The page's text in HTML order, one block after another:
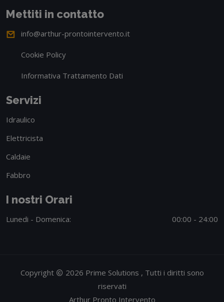
Mettiti in contatto
info@arthur-prontointervento.it
Cookie Policy
Informativa Trattamento Dati
Servizi
Idraulico
Elettricista
Caldaie
Fabbro
I nostri Orari
Lunedi - Domenica: 00:00 - 24:00
Copyright
2026 Prime Solutions , Tutti i diritti sono
riservati
Arthur Pronto Intervento